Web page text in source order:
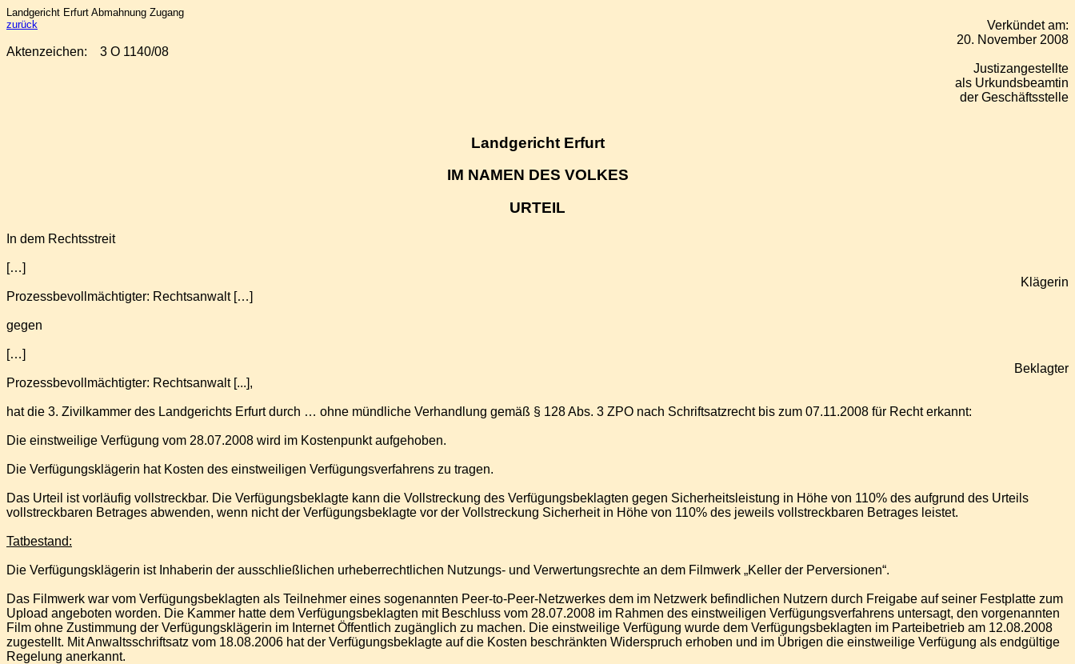
Landgericht Erfurt Abmahnung Zugang
zurück
Aktenzeichen: 3 O 1140/08
Verkündet am:
20. November 2008
Justizangestellte
als Urkundsbeamtin
der Geschäftsstelle
Landgericht Erfurt
IM NAMEN DES VOLKES
URTEIL
In dem Rechtsstreit
[…]
Klägerin
Prozessbevollmächtigter: Rechtsanwalt […]
gegen
[…]
Beklagter
Prozessbevollmächtigter: Rechtsanwalt [...],
hat die 3. Zivilkammer des Landgerichts Erfurt durch … ohne mündliche Verhandlung gemäß § 128 Abs. 3 ZPO nach Schriftsatzrecht bis zum 07.11.2008 für Recht erkannt:
Die einstweilige Verfügung vom 28.07.2008 wird im Kostenpunkt aufgehoben.
Die Verfügungsklägerin hat Kosten des einstweiligen Verfügungsverfahrens zu tragen.
Das Urteil ist vorläufig vollstreckbar. Die Verfügungsbeklagte kann die Vollstreckung des Verfügungsbeklagten gegen Sicherheitsleistung in Höhe von 110% des aufgrund des Urteils
vollstreckbaren Betrages abwenden, wenn nicht der Verfügungsbeklagte vor der Vollstreckung Sicherheit in Höhe von 110% des jeweils vollstreckbaren Betrages leistet.
Tatbestand:
Die Verfügungsklägerin ist Inhaberin der ausschließlichen urheberrechtlichen Nutzungs- und Verwertungsrechte an dem Filmwerk „Keller der Perversionen“.
Das Filmwerk war vom Verfügungsbeklagten als Teilnehmer eines sogenannten Peer-to-Peer-Netzwerkes dem im Netzwerk befindlichen Nutzern durch Freigabe auf seiner Festplatte zum
Upload angeboten worden. Die Kammer hatte dem Verfügungsbeklagten mit Beschluss vom 28.07.2008 im Rahmen des einstweiligen Verfügungsverfahrens untersagt, den vorgenannten
Film ohne Zustimmung der Verfügungsklägerin im Internet Öffentlich zugänglich zu machen. Die einstweilige Verfügung wurde dem Verfügungsbeklagten im Parteibetrieb am 12.08.2008
zugestellt. Mit Anwaltsschriftsatz vom 18.08.2006 hat der Verfügungsbeklagte auf die Kosten beschränkten Widerspruch erhoben und im Übrigen die einstweilige Verfügung als endgültige
Regelung anerkannt.